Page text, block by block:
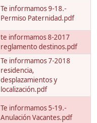
Te informamos 9-18.-
Permiso Paternidad.pdf
te informamos 8-2017
reglamento destinos.pdf
Te informamos 7-2018
residencia,
desplazamientos y
localización.pdf
Te informamos 5-19.-
Anulación Vacantes.pdf